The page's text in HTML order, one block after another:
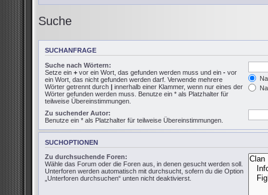
Suche
SUCHANFRAGE
Suche nach Wörtern:
Setze ein + vor ein Wort, das gefunden werden muss und ein - vor
ein Wort, das nicht gefunden werden darf. Verwende mehrere
Wörter getrennt durch | innerhalb einer Klammer, wenn nur eines der
Wörter gefunden werden muss. Benutze ein * als Platzhalter für
teilweise Übereinstimmungen.
Zu suchender Autor:
Benutze ein * als Platzhalter für teilweise Übereinstimmungen.
SUCHOPTIONEN
Zu durchsuchende Foren:
Wähle das Forum oder die Foren aus, in denen gesucht werden soll.
Unterforen werden automatisch mit durchsucht, sofern du die Option
„Unterforen durchsuchen“ unten nicht deaktivierst.